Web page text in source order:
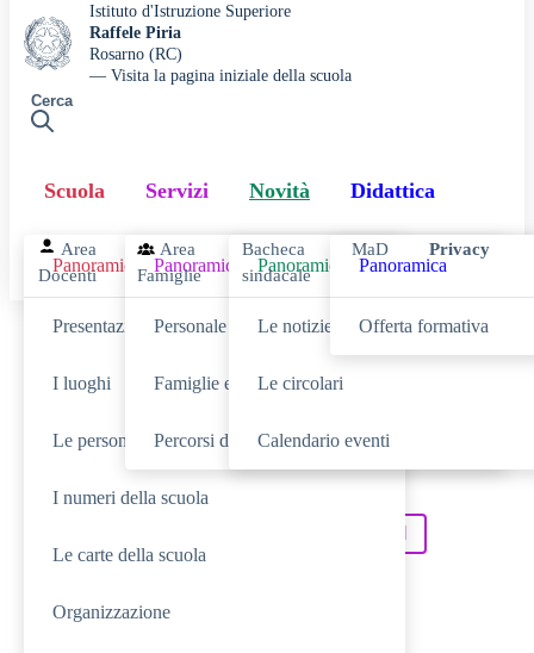
Istituto d'Istruzione Superiore
Raffele Piria
Rosarno (RC)
— Visita la pagina iniziale della scuola
Cerca
Scuola
Panoramica
Presentazione
I luoghi
Le persone
I numeri della scuola
Le carte della scuola
Organizzazione
Servizi
Panoramica
Personale scolastico
Famiglie e studenti
Percorsi di studio
Novità
Panoramica
Le notizie
Le circolari
Calendario eventi
Didattica
Panoramica
Offerta formativa
Area
Docenti
Area
Famiglie
Bacheca
sindacale
MaD Privacy
Cerca
SCUOLA